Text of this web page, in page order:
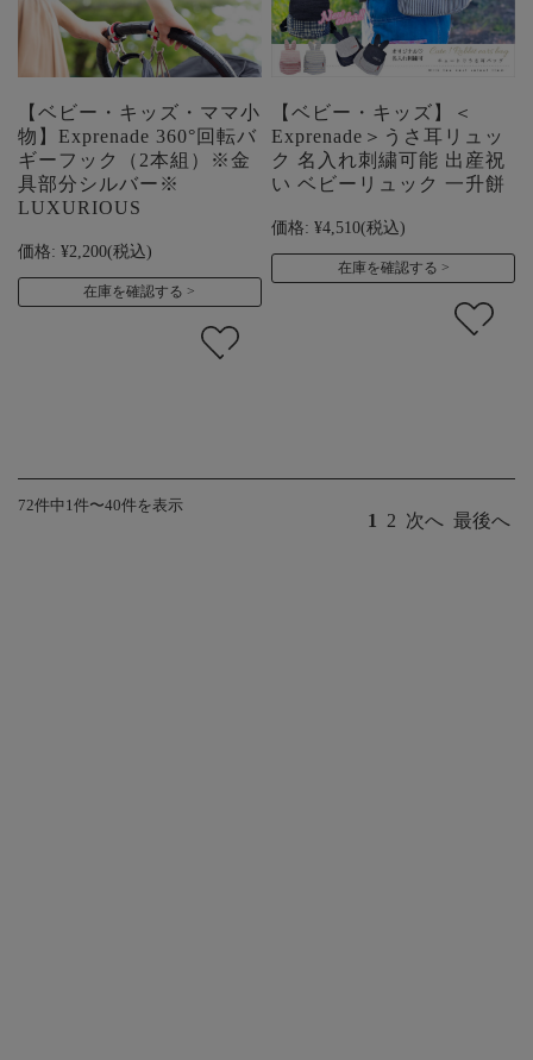
【ベビー・キッズ・ママ小
物】Exprenade 360°回転バ
ギーフック（2本組）※金
具部分シルバー※
LUXURIOUS
価格: ¥2,200(税込)
在庫を確認する
【ベビー・キッズ】＜
Exprenade＞うさ耳リュッ
ク 名入れ刺繍可能 出産祝
い ベビーリュック 一升餅
価格: ¥4,510(税込)
在庫を確認する
72件中1件〜40件を表示
1 2 次へ 最後へ